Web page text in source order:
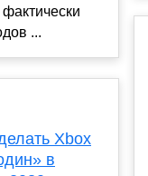
...
Xbox
в